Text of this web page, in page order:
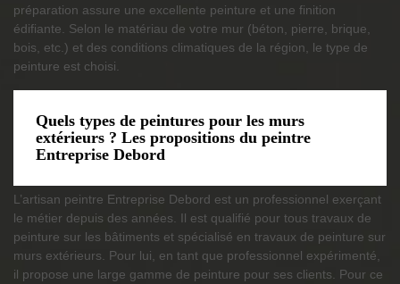
préparation assure une excellente peinture et une finition
édifiante. Selon le matériau de votre mur (béton, pierre, brique,
bois, etc.) et des conditions climatiques de la région, le type de
peinture est choisi.
Quels types de peintures pour les murs
extérieurs ? Les propositions du peintre
Entreprise Debord
L’artisan peintre Entreprise Debord est un professionnel exerçant
le métier depuis des années. Il est qualifié pour tous travaux de
peinture sur les bâtiments et spécialisé en travaux de peinture sur
murs extérieurs. Pour lui, en tant que professionnel expérimenté,
il propose une large gamme de peinture pour ses clients. Pour ce